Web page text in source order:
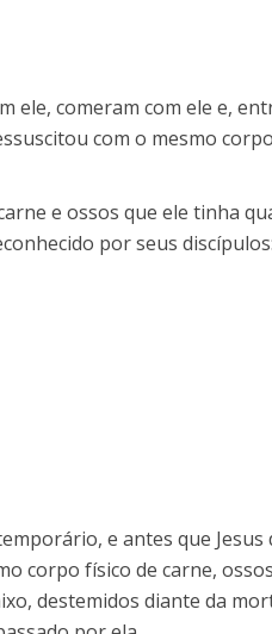
ele, comeram com ele e,
com o mesmo
e ossos que ele tinha
por seus discípulos:
e antes que Jesus
corpo físico de carne,
destemidos diante da